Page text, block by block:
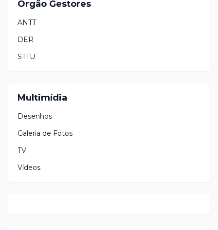
Órgão Gestores
ANTT
DER
STTU
Multimídia
Desenhos
Galeria de Fotos
TV
Vídeos